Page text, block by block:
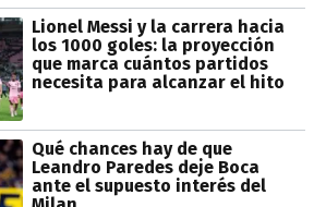
Lionel Messi y la carrera hacia
los 1000 goles: la proyección
que marca cuántos partidos
necesita para alcanzar el hito
Qué chances hay de que
Leandro Paredes deje Boca
ante el supuesto interés del